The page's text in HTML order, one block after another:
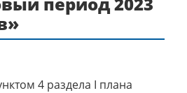
4 раздела I плана